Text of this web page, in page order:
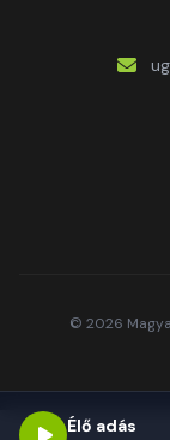
© 2026
Élő adás